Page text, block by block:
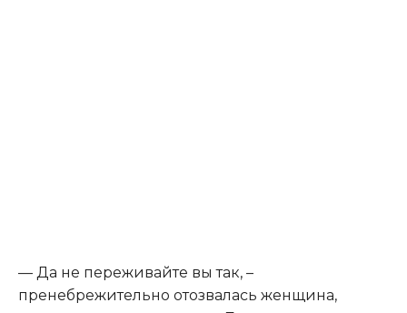
— Да не переживайте вы так, –
пренебрежительно отозвалась женщина,